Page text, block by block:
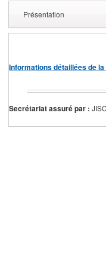
Présentation
Informations détaillées de
Secrétariat assuré par :